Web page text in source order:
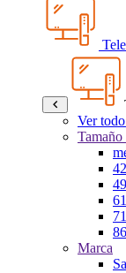
Ver
Tamaño
Marca